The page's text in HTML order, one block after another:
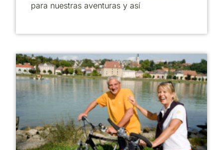
para nuestras aventuras y así